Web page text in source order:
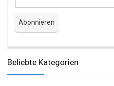
Beliebte Kategorien